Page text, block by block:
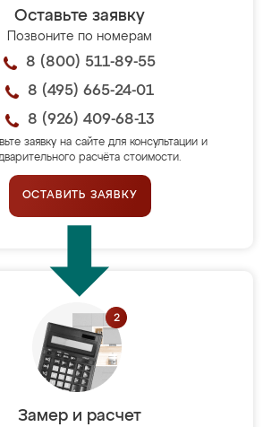
Оставьте заявку
Позвоните по номерам
8 (800) 511-89-55
8 (495) 665-24-01
8 (926) 409-68-13
заявку на сайте для консультации и
расчёта стоимости.
ОСТАВИТЬ ЗАЯВКУ
Замер и расчет